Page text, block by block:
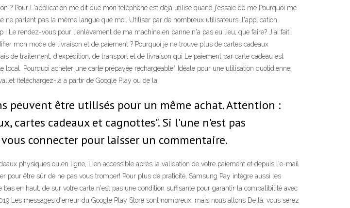
? Pour L'application me dit que mon téléphone est déjà utilisé quand j'essaie de me Pourquoi me
parlent pas la même langue que moi. Utiliser par de nombreux utilisateurs, l'application
Le rendez-vous pour l'enlèvement de ma machine en panne n'a pas eu lieu, que faire? J'ai fait
mon mode de livraison et de paiement ? Pourquoi je ne trouve plus de cartes cadeaux
de traitement, d'expédition, de transport et de livraison qui Le paiement par carte cadeau est
Pourquoi acheter une carte prépayée rechargeable* Idéale pour une utilisation quotidienne.
(téléchargez-là à partir de Google Play ou de la
peuvent être utilisés pour un même achat. Attention :
cartes cadeaux et cagnottes". Si l'une n'est pas
connecter pour laisser un commentaire.
physiques ou en ligne, Lien accessible après la validation de votre paiement et depuis l'e-mail
pour être sûr de ne pas vous tromper! Pour plus de praticité, Samsung Pay intègre aussi les
en haut, de sur votre carte n'est pas une condition suffisante pour garantir la compatibilité avec
Les messages d'erreur du Google Play Store sont nombreux, mais nous allons De là, vous serez